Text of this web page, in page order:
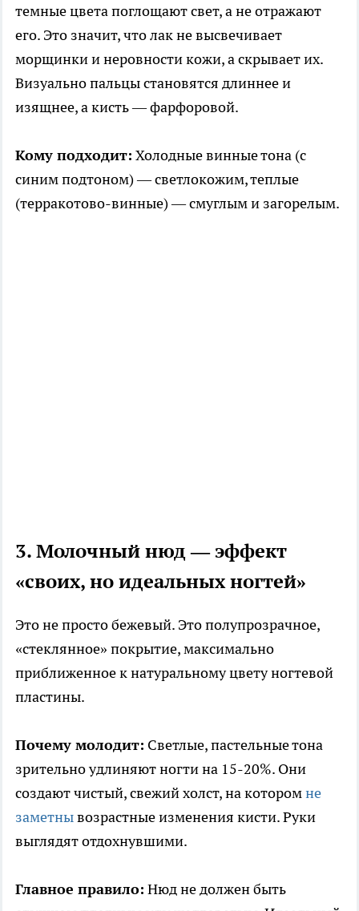
темные цвета поглощают свет, а не отражают
его. Это значит, что лак не высвечивает
морщинки и неровности кожи, а скрывает их.
Визуально пальцы становятся длиннее и
изящнее, а кисть — фарфоровой.
Кому подходит: Холодные винные тона (с
синим подтоном) — светлокожим, теплые
(терракотово-винные) — смуглым и загорелым.
3. Молочный нюд — эффект
«своих, но идеальных ногтей»
Это не просто бежевый. Это полупрозрачное,
«стеклянное» покрытие, максимально
приближенное к натуральному цвету ногтевой
пластины.
Почему молодит: Светлые, пастельные тона
зрительно удлиняют ногти на 15-20%. Они
создают чистый, свежий холст, на которомне
заметнывозрастные изменения кисти. Руки
выглядят отдохнувшими.
Главное правило: Нюд не должен быть